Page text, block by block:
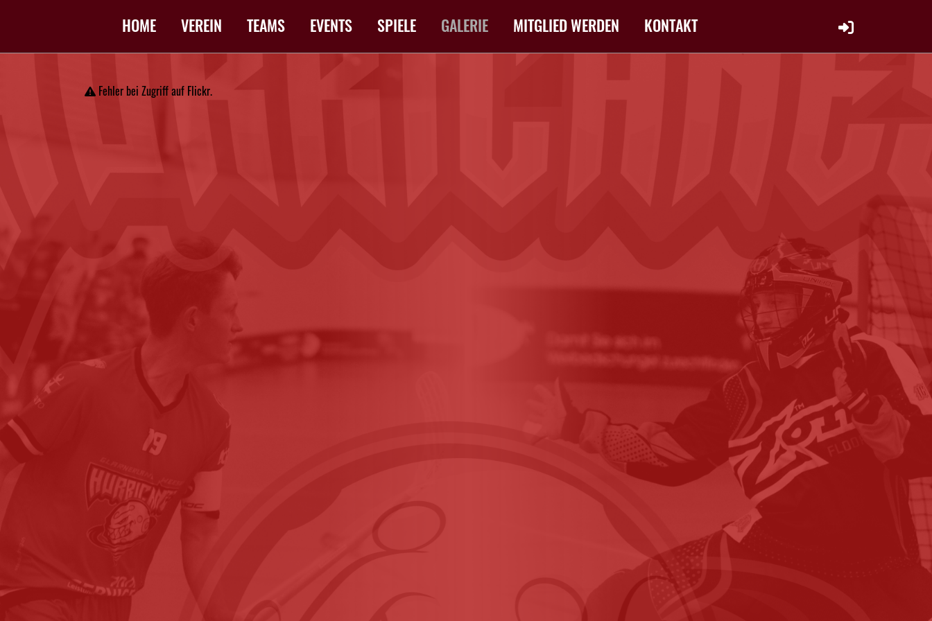
HOME VEREIN TEAMS EVENTS SPIELE GALERIE MITGLIED WERDEN KONTAKT
Fehler bei Zugriff auf Flickr.